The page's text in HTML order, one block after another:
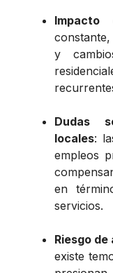
y
Dudas
locales:
empleos
en
servicios.
Riesgo
existe